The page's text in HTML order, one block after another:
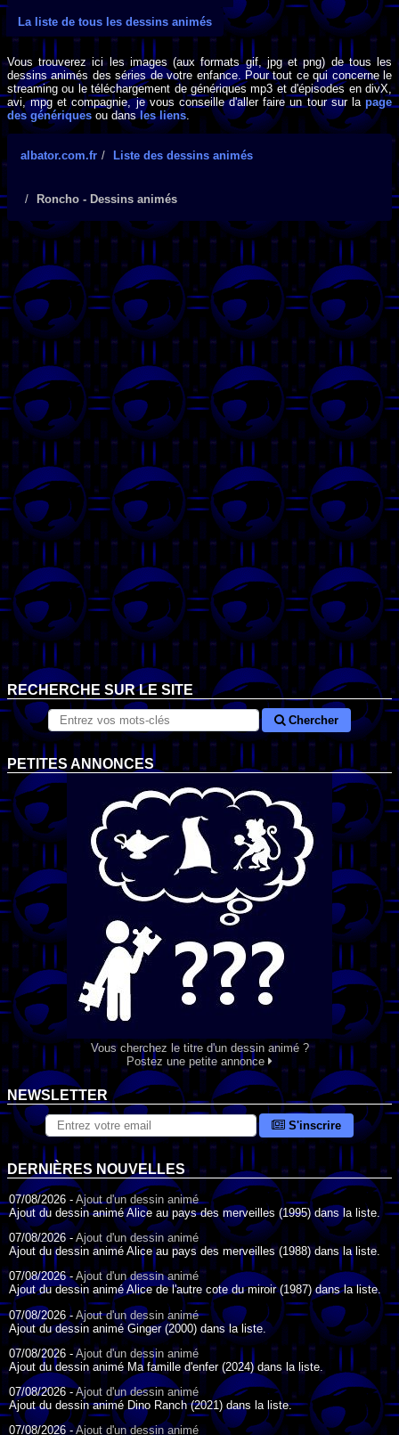
La liste de tous les dessins animés
Vous trouverez ici les images (aux formats gif, jpg et png) de tous les
dessins animés des séries de votre enfance. Pour tout ce qui concerne le
streaming ou le téléchargement de génériques mp3 et d'épisodes en divX,
avi, mpg et compagnie, je vous conseille d'aller faire un tour sur la page
des génériques ou dansles liens
albator.com.fr Liste des dessins animés
Roncho - Dessins animés
RECHERCHE SUR LE SITE
Chercher
PETITES ANNONCES
Vous cherchez le titre d'un dessin animé ?
Postez une petite annonce
NEWSLETTER
S'inscrire
DERNIÈRES NOUVELLES
07/08/2026 - Ajout d'un dessin animé
Ajout du dessin animé Alice au pays des merveilles (1995) dans la liste.
07/08/2026 -Ajout d'un dessin animé
Ajout du dessin animé Alice au pays des merveilles (1988) dans la liste.
07/08/2026 - Ajout d'un dessin animé
Ajout du dessin animé Alice de l'autre cote du miroir (1987) dans la liste.
07/08/2026 - Ajout d'un dessin animé
Ajout du dessin animé Ginger (2000) dans la liste.
07/08/2026 - Ajout d'un dessin animé
Ajout du dessin animé Ma famille d'enfer (2024) dans la liste.
07/08/2026 -Ajout d'un dessin animé
Ajout du dessin animé Dino Ranch (2021) dans la liste.
07/08/2026 -Ajout d'un dessin animé